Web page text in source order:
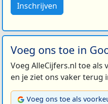
Inschrijven
Voeg ons toe in
Voeg AlleCijfers.nl toe
en je ziet ons vaker terug
Voeg ons toe als